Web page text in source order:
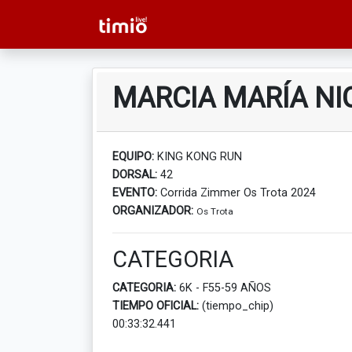
MARCIA MARÍA
EQUIPO: KING KONG RUN
DORSAL: 42
EVENTO: Corrida Zimmer Os Trota 2024
ORGANIZADOR: Os Trota
CATEGORIA
CATEGORIA: 6K - F55-59 AÑOS
TIEMPO OFICIAL: (tiempo_chip)
00:33:32.441